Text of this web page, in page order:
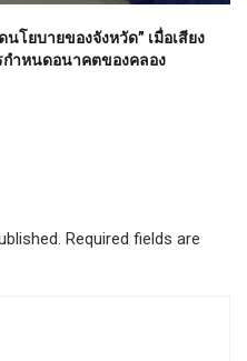
โยบายของจังหวัด” เมื่อเสียง
ำหนดอนาคตของคลอง
Required fields are